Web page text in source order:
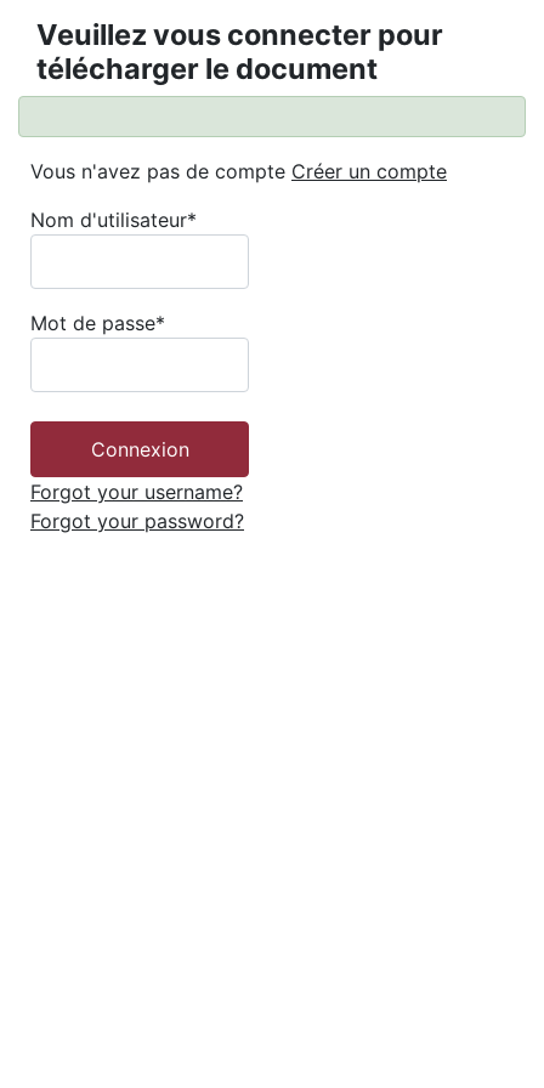
Veuillez vous connecter pour
télécharger le document
Vous n'avez pas de compte Créer un compte
Nom d'utilisateur*
Mot de passe*
Forgot your username?
Forgot your password?